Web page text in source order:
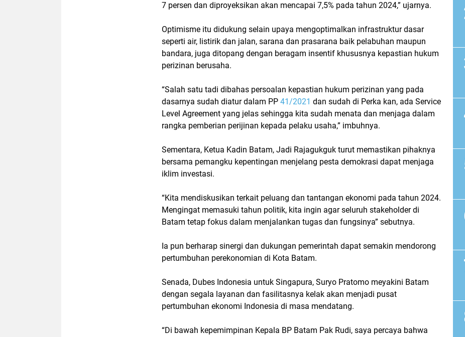
7 persen dan diproyeksikan akan mencapai 7,5% pada tahun 2024,” ujarnya.
Optimisme itu didukung selain upaya mengoptimalkan infrastruktur dasar
seperti air, listirik dan jalan, sarana dan prasarana baik pelabuhan maupun
bandara, juga ditopang dengan beragam insentif khususnya kepastian hukum
perizinan berusaha.
“Salah satu tadi dibahas persoalan kepastian hukum perizinan yang pada
dasarnya sudah diatur dalam PP 41/2021 dan sudah di Perka kan, ada Service
Level Agreement yang jelas sehingga kita sudah menata dan menjaga dalam
rangka pemberian perijinan kepada pelaku usaha,” imbuhnya.
Sementara, Ketua Kadin Batam, Jadi Rajagukguk turut memastikan pihaknya
bersama pemangku kepentingan menjelang pesta demokrasi dapat menjaga
iklim investasi.
“Kita mendiskusikan terkait peluang dan tantangan ekonomi pada tahun 2024.
Mengingat memasuki tahun politik, kita ingin agar seluruh stakeholder di
Batam tetap fokus dalam menjalankan tugas dan fungsinya” sebutnya.
Ia pun berharap sinergi dan dukungan pemerintah dapat semakin mendorong
pertumbuhan perekonomian di Kota Batam.
Senada, Dubes Indonesia untuk Singapura, Suryo Pratomo meyakini Batam
dengan segala layanan dan fasilitasnya kelak akan menjadi pusat
pertumbuhan ekonomi Indonesia di masa mendatang.
“Di bawah kepemimpinan Kepala BP Batam Pak Rudi, saya percaya bahwa